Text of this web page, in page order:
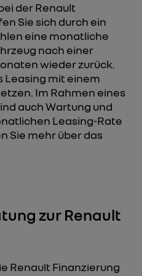
der Renault
Sie sich durch ein
eine monatliche
nach einer
wieder zurück.
Leasing mit einem
Im Rahmen eines
auch Wartung und
Leasing-Rate
Sie mehr über das
zur Renault
Renault Finanzierung